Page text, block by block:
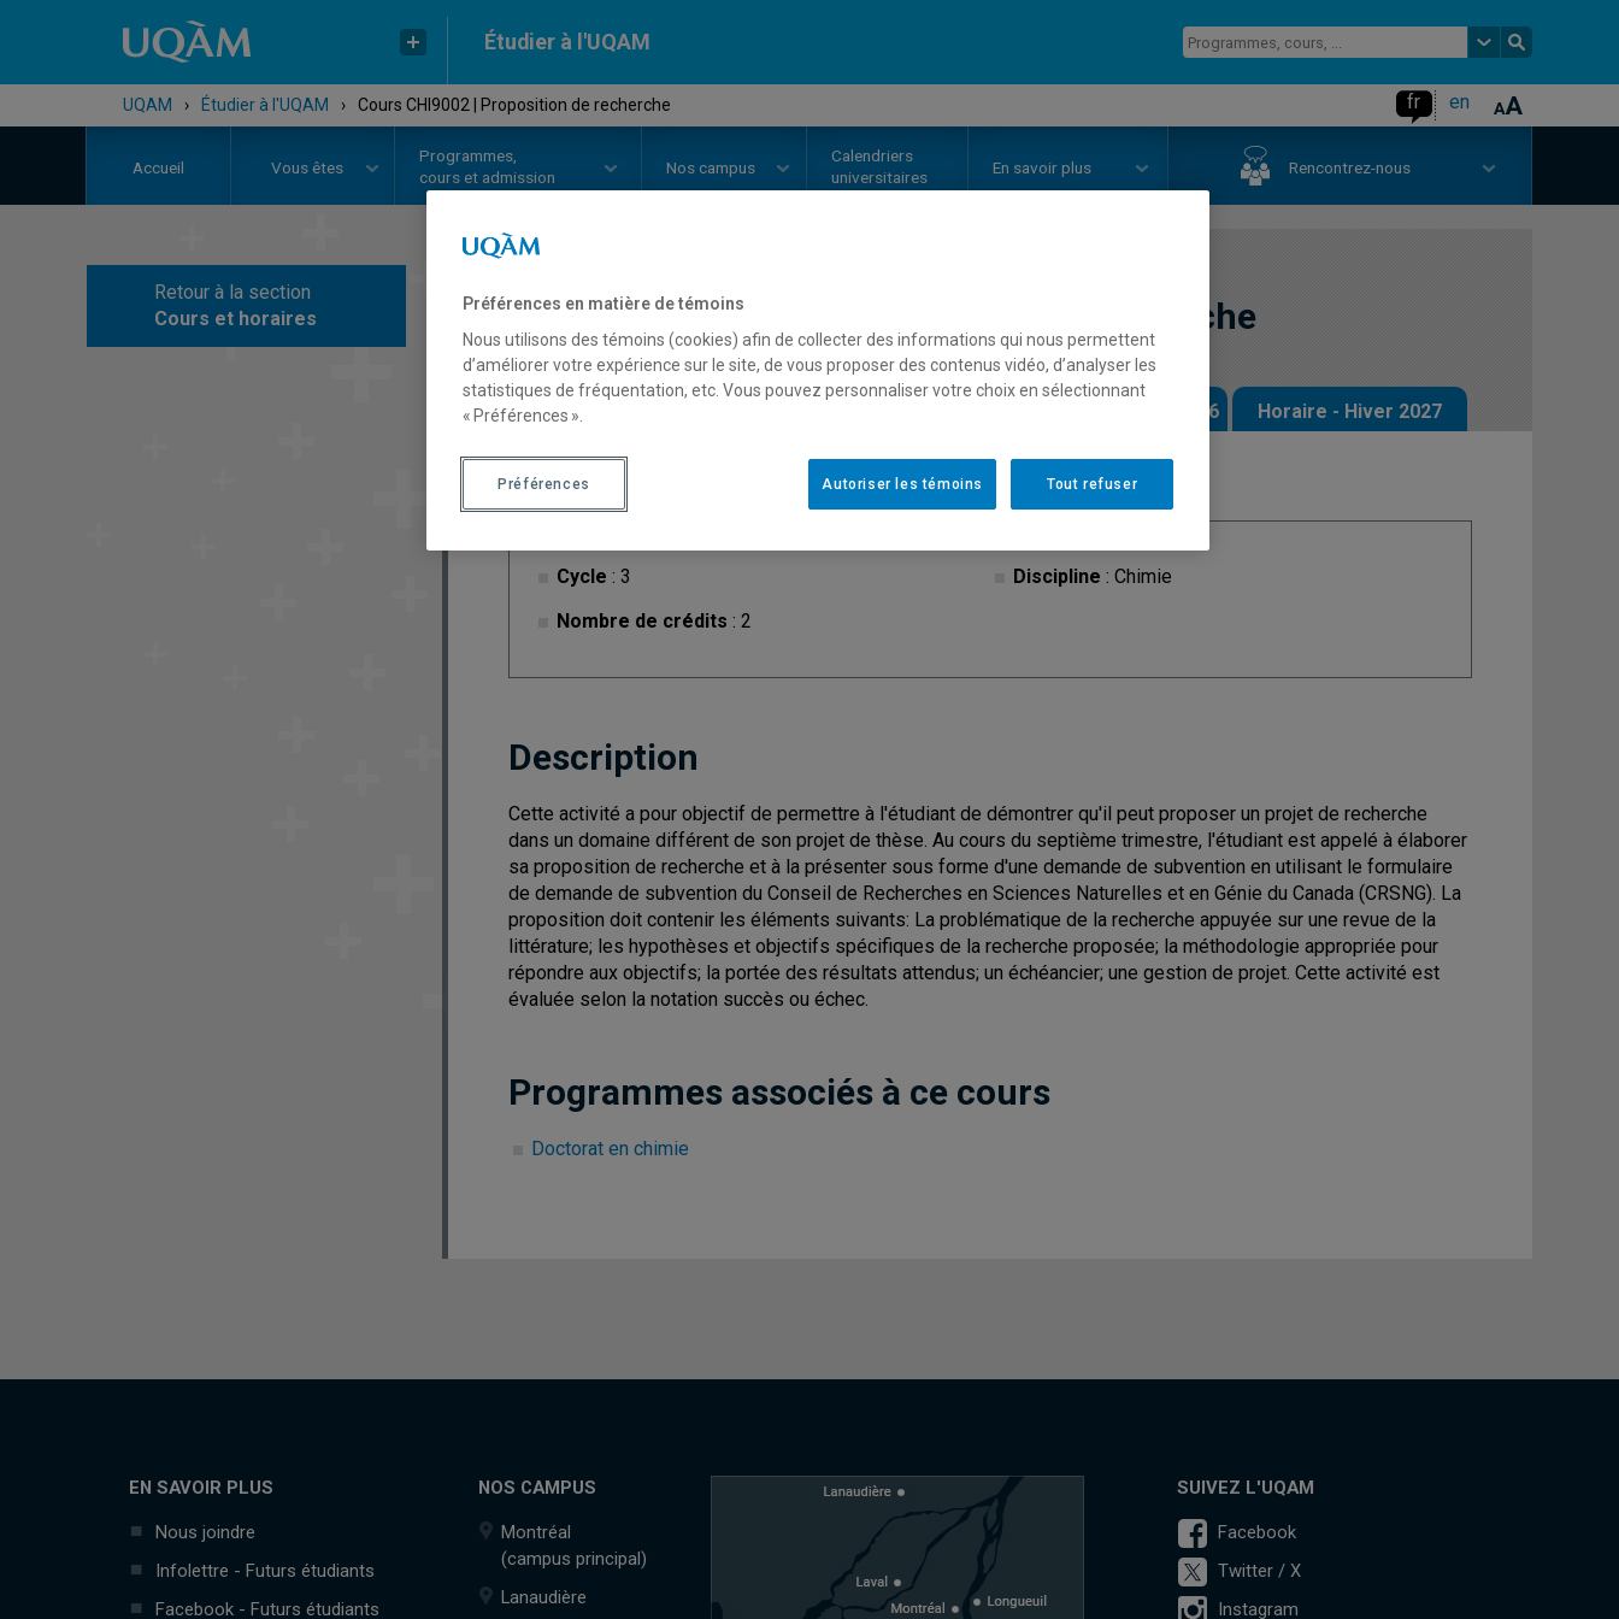
Étudier à l'UQAM
UQAM › Étudier à l'UQAM › Cours CHI9002 | Proposition de recherche fr en
Accueil Vous êtes
Programmes,
cours et admission
Nos campus
Calendriers
universitaires
En savoir plus Rencontrez-nous
Retour à la section
Cours et horaires
COURS// CHI9002 Proposition de recherche
Description Horaire - Automne 2026 Horaire - Hiver 2027
Cycle : 3
Nombre de crédits : 2
Discipline : Chimie
Description
Cette activité a pour objectif de permettre à l'étudiant de démontrer qu'il peut proposer un projet de recherche
dans un domaine différent de son projet de thèse. Au cours du septième trimestre, l'étudiant est appelé à élaborer
sa proposition de recherche et à la présenter sous forme d'une demande de subvention en utilisant le formulaire
de demande de subvention du Conseil de Recherches en Sciences Naturelles et en Génie du Canada (CRSNG). La
proposition doit contenir les éléments suivants: La problématique de la recherche appuyée sur une revue de la
littérature; les hypothèses et objectifs spécifiques de la recherche proposée; la méthodologie appropriée pour
répondre aux objectifs; la portée des résultats attendus; un échéancier; une gestion de projet. Cette activité est
évaluée selon la notation succès ou échec.
Programmes associés à ce cours
Doctorat en chimie
EN SAVOIR PLUS
Nous joindre
Infolettre - Futurs étudiants
Facebook - Futurs étudiants
NOS CAMPUS
Montréal
(campus principal)
Lanaudière
SUIVEZ L'UQAM
Facebook
Twitter / X
Instagram
Préférences en matière de témoins
Nous utilisons des témoins (cookies) afin de collecter des informations qui nous permettent
d’améliorer votre expérience sur le site, de vous proposer des contenus vidéo, d’analyser les
statistiques de fréquentation, etc. Vous pouvez personnaliser votre choix en sélectionnant
« Préférences ».
Tout refuser
Autoriser les témoins
Préférences